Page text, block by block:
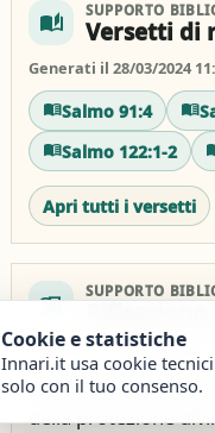
auto_stories SUPPORTO
Versetti di
Generati il 28/03/2024
Salmo 91:4
Salmo 122:1-2
Apri tutti i versetti
history_edu SUPPORTO
Generata il 28/03/2024
Questo bellissimo
della protezione
Cookie e statistiche
Innari.it usa cookie
solo con il tuo consenso.